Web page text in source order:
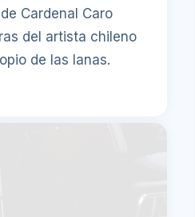
Cardenal Caro
del artista chileno
de las lanas.